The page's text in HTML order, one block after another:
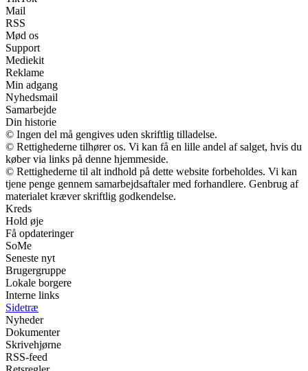
Mail
RSS
Mød os
Support
Mediekit
Reklame
Min adgang
Nyhedsmail
Samarbejde
Din historie
© Ingen del må gengives uden skriftlig tilladelse.
© Rettighederne tilhører os. Vi kan få en lille andel af salget, hvis du
køber via links på denne hjemmeside.
© Rettighederne til alt indhold på dette website forbeholdes. Vi kan
tjene penge gennem samarbejdsaftaler med forhandlere. Genbrug af
materialet kræver skriftlig godkendelse.
Kreds
Hold øje
Få opdateringer
SoMe
Seneste nyt
Brugergruppe
Lokale borgere
Interne links
Sidetræ
Nyheder
Dokumenter
Skrivehjørne
RSS-feed